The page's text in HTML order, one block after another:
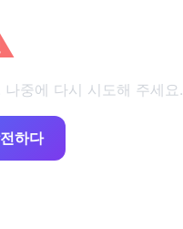
중에 다시 시도해 주세요.
하다